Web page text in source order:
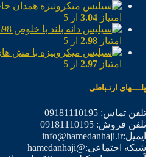
امتیاز 3.04 از 5
امتیاز 2.98 از 5
امتیاز 2.97 از 5
پلــــهای ارتـباطی
تلفن تماس: 09181110195
تلفن فروش: 09181110195
ایمیل:info@hamedanhaji.ir
شبکه اجتماعی:@hamedanhaji